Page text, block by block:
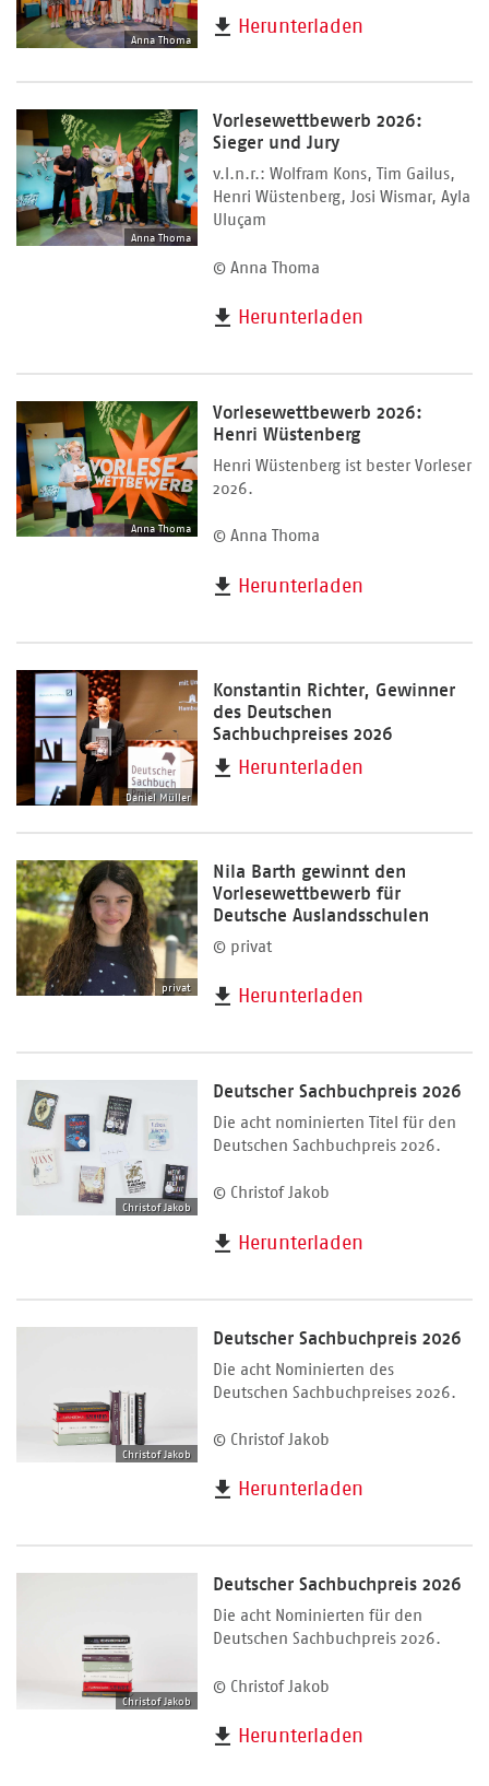
Anna Thoma
Herunterladen
Anna Thoma
Vorlesewettbewerb 2026:
Sieger und Jury
v.l.n.r.: Wolfram Kons, Tim Gailus,
Henri Wüstenberg, Josi Wismar, Ayla
Uluçam
© Anna Thoma
Herunterladen
Anna Thoma
Vorlesewettbewerb 2026:
Henri Wüstenberg
Henri Wüstenberg ist bester Vorleser
2026.
© Anna Thoma
Herunterladen
Daniel Müller
Konstantin Richter, Gewinner
des Deutschen
Sachbuchpreises 2026
Herunterladen
privat
Nila Barth gewinnt den
Vorlesewettbewerb für
Deutsche Auslandsschulen
© privat
Herunterladen
Christof Jakob
Deutscher Sachbuchpreis 2026
Die acht nominierten Titel für den
Deutschen Sachbuchpreis 2026.
© Christof Jakob
Herunterladen
Christof Jakob
Deutscher Sachbuchpreis 2026
Die acht Nominierten des
Deutschen Sachbuchpreises 2026.
© Christof Jakob
Herunterladen
Christof Jakob
Deutscher Sachbuchpreis 2026
Die acht Nominierten für den
Deutschen Sachbuchpreis 2026.
© Christof Jakob
Herunterladen